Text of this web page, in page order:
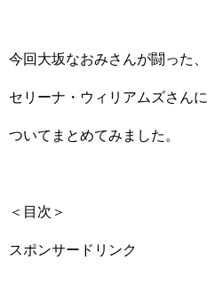
今回大坂なおみさんが闘った、
セリーナ・ウィリアムズさんに
ついてまとめてみました。
＜目次＞
スポンサードリンク